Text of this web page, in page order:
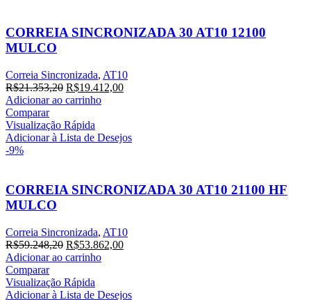
CORREIA SINCRONIZADA 30 AT10 12100
MULCO
Correia Sincronizada, AT10
R$21.353,20 O
preço
era:
R$21.353,20.
R$19.412,00O
R$19.412,00.
Adicionar ao carrinho
Comparar
Visualização Rápida
Adicionar à Lista de Desejos
-9%
CORREIA SINCRONIZADA 30 AT10 21100 HF
MULCO
Correia Sincronizada, AT10
R$59.248,20 O
preço
era:
R$59.248,20.
R$53.862,00O
R$53.862,00.
Adicionar ao carrinho
Comparar
Visualização Rápida
Adicionar à Lista de Desejos